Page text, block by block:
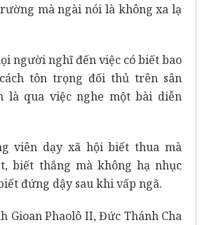
mà ngài nói là không xa lạ
người nghĩ đến việc có biết bao
tôn trọng đối thủ trên sân
là qua việc nghe một bài diễn
viên dạy xã hội biết thua mà
biết thắng mà không hạ nhục
đứng dậy sau khi vấp ngã.
Gioan Phaolô II, Đức Thánh Cha